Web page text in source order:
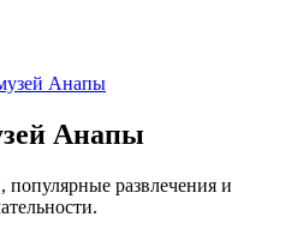
Анапы
Анапы
развлечения и